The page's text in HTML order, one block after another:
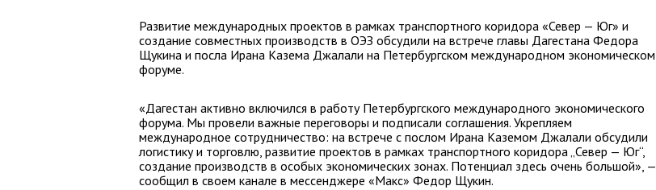
Развитие международных проектов в рамках транспортного коридора «Север — Юг» и
создание совместных производств в ОЭЗ обсудили на встрече главы Дагестана Федора
Щукина и посла Ирана Казема Джалали на Петербургском международном экономическом
форуме.
«Дагестан активно включился в работу Петербургского международного экономического
форума. Мы провели важные переговоры и подписали соглашения. Укрепляем
международное сотрудничество: на встрече с послом Ирана Каземом Джалали обсудили
логистику и торговлю, развитие проектов в рамках транспортного коридора „Север — Юг“,
создание производств в особых экономических зонах. Потенциал здесь очень большой», —
сообщил в своем канале в мессенджере «Макс» Федор Щукин.